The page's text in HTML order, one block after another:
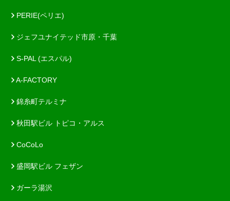
PERIE(ペリエ)
ジェフユナイテッド市原・千葉
S-PAL (エスパル)
A-FACTORY
錦糸町テルミナ
秋田駅ビル トピコ・アルス
CoCoLo
盛岡駅ビル フェザン
ガーラ湯沢